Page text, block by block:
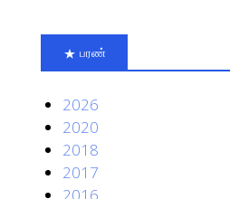
பரண்
2026
2020
2018
2017